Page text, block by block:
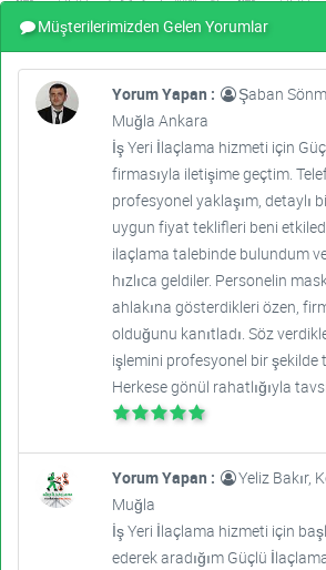
Müşterilerimizden Gelen Yorumlar
Yorum Yapan :
Şaban
Muğla Ankara
İş Yeri İlaçlama hizmeti için
firmasıyla iletişime geçtim.
profesyonel yaklaşım, detaylı
uygun fiyat teklifleri beni
ilaçlama talebinde bulundum
hızlıca geldiler. Personelin
ahlakına gösterdikleri özen,
olduğunu kanıtladı. Söz
işlemini profesyonel bir şekilde
Herkese gönül rahatlığıyla
Yorum Yapan : Yeliz Bakır,
Muğla
İş Yeri İlaçlama hizmeti için
ederek aradığım Güçlü